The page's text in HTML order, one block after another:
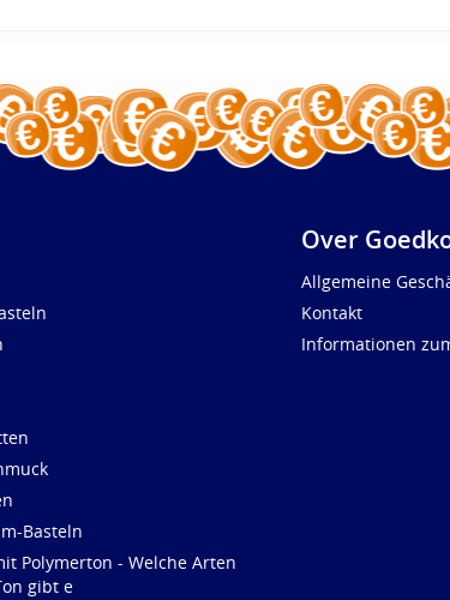
Basteln
Polymerton - Welche Arten
gibt e
Over
Allgemeine
Kontakt
Informationen